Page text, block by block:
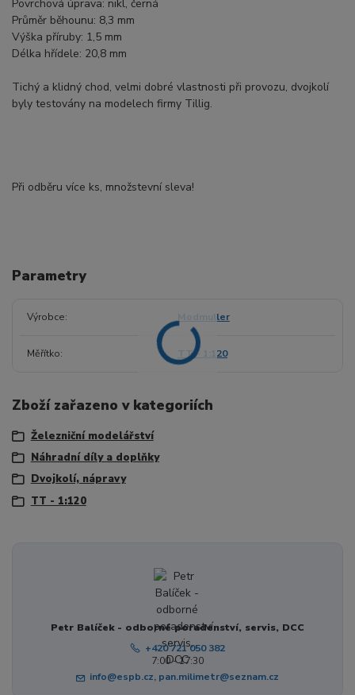
Povrchová úprava: nikl, černá
Průměr běhounu: 8,3 mm
Výška příruby: 1,5 mm
Délka hřídele: 20,8 mm
Tichý a klidný chod, velmi dobré vlastnosti při provozu, dvojkolí
byly testovány na modelech firmy Tillig.
Při odběru více ks, množstevní sleva!
Parametry
Výrobce Modmuller
Měřítko TT - 1:120
Zboží zařazeno v kategoriích
Železniční modelářství
Náhradní díly a doplňky
Dvojkolí, nápravy
TT - 1:120
Petr Balíček - odborné poradenství, servis, DCC
+420 721 050 382
7:00 - 17:30
info@espb.cz, pan.milimetr@seznam.cz